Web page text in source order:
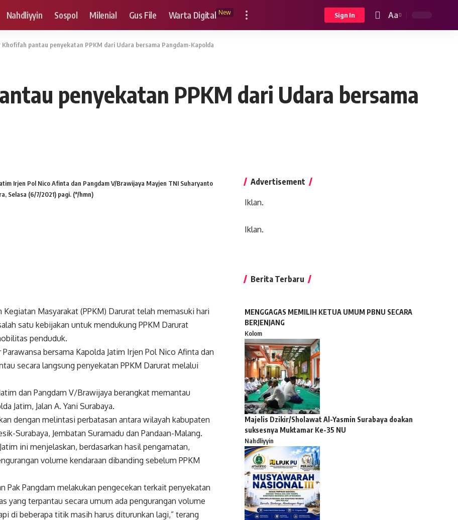
Nahdliyyin Sospol Milenial Gus File Warta Digital New Sign In
Font
Aa
Khofifah pantau penyekatan PPKM dari Udara bersama Pangdam-Kapolda
penyekatan PPKM dari Udara bersama
Irjen Pol Nico Afinta dan Pangdam V/Brawijaya Mayjen TNI Suharyanto
Selasa (6/7/2021) pagi. (*/hmn)
Masyarakat (PPKM) Darurat telah memasuki hari
satu kebijakan untuk mendukung PPKM Darurat
penduduk.
bersama Kapolda Jatim Irjen Pol Nico Afinta dan
secara langsung penyekatan PPKM Darurat melalui
dan Pangdam V/Brawijaya berangkat memantau
Jatim, Jalan A. Yani Surabaya.
dengan melintasi perbatasan antara wilayah kabupaten
Surabaya, Jembatan Suramadu dan Pandaan-Malang.
ini menjelaskan, berdasarkan hasil pengamatan,
volume kendaraan dibanding sebelum PPKM
Pak Pangdam melakukan pengecekan terkait penyekatan
yang terpantau secara umum ada pengurangan volume
di beberapa titik masih harus diturunkan lagi,” terang
Advertisement
Iklan.
Iklan.
Berita Terbaru
MENGGAGAS MEMILIH KETUA UMUM PBNU SECARA
BERJENJANG
Kolom
Majelis Dzikir/Sholawat Al-Yasmin Surabaya doakan
suksesnya Muktamar Ke-35 NU
Nahdliyyin